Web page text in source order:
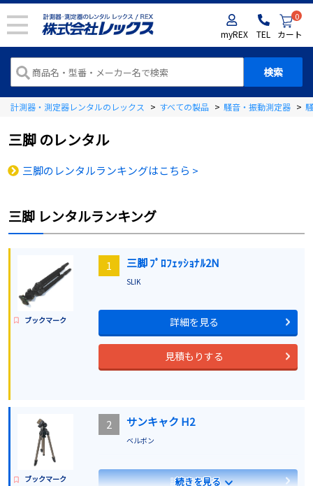
myREX TEL
0
カート
計測器・測定器レンタルのレックス > すべての製品 > 騒音・振動測定器 >
三脚 のレンタル
三脚のレンタルランキングはこちら >
三脚 レンタルランキング
ブックマーク
1 三脚 ﾌﾟﾛﾌｪｯｼｮﾅﾙ2N
SLIK
詳細を見る
見積もりする
ブックマーク
2 サンキャク H2
ベルボン
詳細を見る
続きを見る